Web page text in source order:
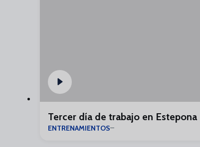
Tercer día de trabajo en Estepona
ENTRENAMIENTOS